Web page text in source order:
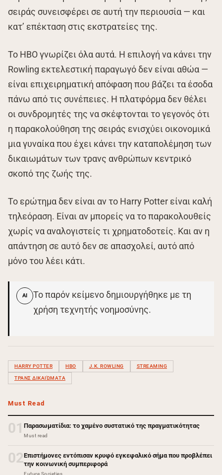
σειράς συνεισφέρει σε αυτή την περιουσία — και
κατ’ επέκταση στις εκστρατείες της.
Το HBO γνωρίζει όλα αυτά. Η επιλογή να κάνει την
Rowling εκτελεστική παραγωγό δεν είναι αθώα —
είναι επιχειρηματική απόφαση που βάζει τα έσοδα
πάνω από τις συνέπειες. Η πλατφόρμα δεν θέλει
οι συνδρομητές της να σκέφτονται το γεγονός ότι
η παρακολούθηση της σειράς ενισχύει οικονομικά
μια γυναίκα που έχει κάνει την καταπολέμηση των
δικαιωμάτων των τρανς ανθρώπων κεντρικό
σκοπό της ζωής της.
Το ερώτημα δεν είναι αν το Harry Potter είναι καλή
τηλεόραση. Είναι αν μπορείς να το παρακολουθείς
χωρίς να αναλογιστείς τι χρηματοδοτείς. Και αν η
απάντηση σε αυτό δεν σε απασχολεί, αυτό από
μόνο του λέει κάτι.
AI
Το παρόν κείμενο δημιουργήθηκε με τη
χρήση τεχνητής νοημοσύνης.
HARRY POTTER HBO J.K. ROWLING STREAMING
ΤΡΑΝΣ ΔΙΚΑΙΏΜΑΤΑ
Must Read
01 Παρασωματίδια: το χαμένο συστατικό της πραγματικότητας
Must read
02Επιστήμονες εντόπισαν κρυφό εγκεφαλικό σήμα που προβλέπει
την κοινωνική συμπεριφορά